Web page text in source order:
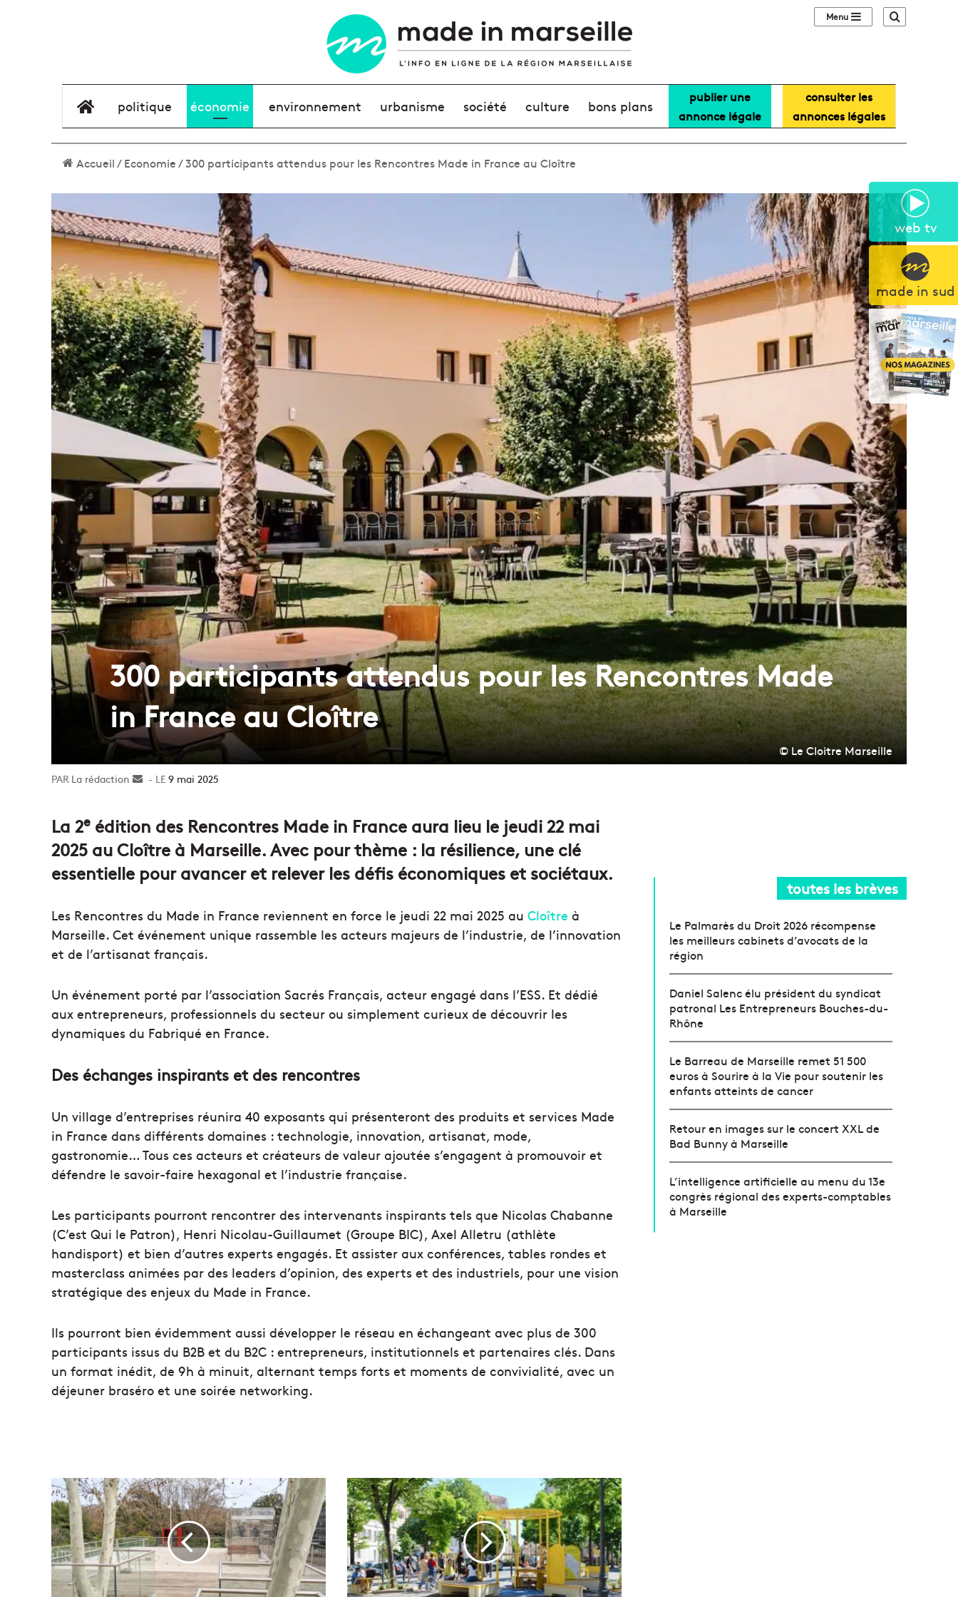
web tv
made in sud
Sidebar (barre
élément de menu
politique économie environnement urbanisme société culture bons plans
publier une
annonce légale
consulter les
annonces légales
Accueil/Economie/300 participants attendus pour les Rencontres Made in France au Cloître
300 participants attendus pour les Rencontres Made
in France au Cloître
© Le Cloitre Marseille
La rédaction
Envoyer9 mai 2025
La 2e édition des Rencontres Made in France aura lieu le jeudi 22 mai
2025 au Cloître à Marseille. Avec pour thème : la résilience, une clé
essentielle pour avancer et relever les défis économiques et sociétaux.
Les Rencontres du Made in France reviennent en force le jeudi 22 mai 2025 au Cloître à
Marseille. Cet événement unique rassemble les acteurs majeurs de l’industrie, de l’innovation
et de l’artisanat français.
Un événement porté par l’association Sacrés Français, acteur engagé dans l’ESS. Et dédié
aux entrepreneurs, professionnels du secteur ou simplement curieux de découvrir les
dynamiques du Fabriqué en France.
Des échanges inspirants et des rencontres
Un village d’entreprises réunira 40 exposants qui présenteront des produits et services Made
in France dans différents domaines : technologie, innovation, artisanat, mode,
gastronomie… Tous ces acteurs et créateurs de valeur ajoutée s’engagent à promouvoir et
défendre le savoir-faire hexagonal et l’industrie française.
Les participants pourront rencontrer des intervenants inspirants tels que Nicolas Chabanne
(C’est Qui le Patron), Henri Nicolau-Guillaumet (Groupe BIC), Axel Alletru (athlète
handisport) et bien d’autres experts engagés. Et assister aux conférences, tables rondes et
masterclass animées par des leaders d’opinion, des experts et des industriels, pour une vision
stratégique des enjeux du Made in France.
Ils pourront bien évidemment aussi développer le réseau en échangeant avec plus de 300
participants issus du B2B et du B2C : entrepreneurs, institutionnels et partenaires clés. Dans
un format inédit, de 9h à minuit, alternant temps forts et moments de convivialité, avec un
déjeuner braséro et une soirée networking.
L
e
m
u
s
é
e
d
E
n
i
m
a
g
e
s
toutes les brèves
Le Palmarès du Droit 2026 récompense
les meilleurs cabinets d’avocats de la
région
Daniel Salenc élu président du syndicat
patronal Les Entrepreneurs Bouches-du-
Rhône
Le Barreau de Marseille remet 51 500
euros à Sourire à la Vie pour soutenir les
enfants atteints de cancer
Retour en images sur le concert XXL de
Bad Bunny à Marseille
L’intelligence artificielle au menu du 13e
congrès régional des experts-comptables
à Marseille